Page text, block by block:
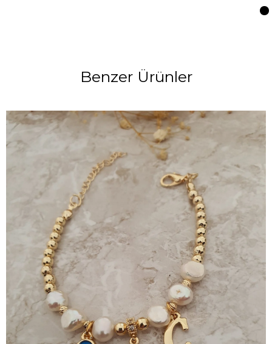
Benzer Ürünler